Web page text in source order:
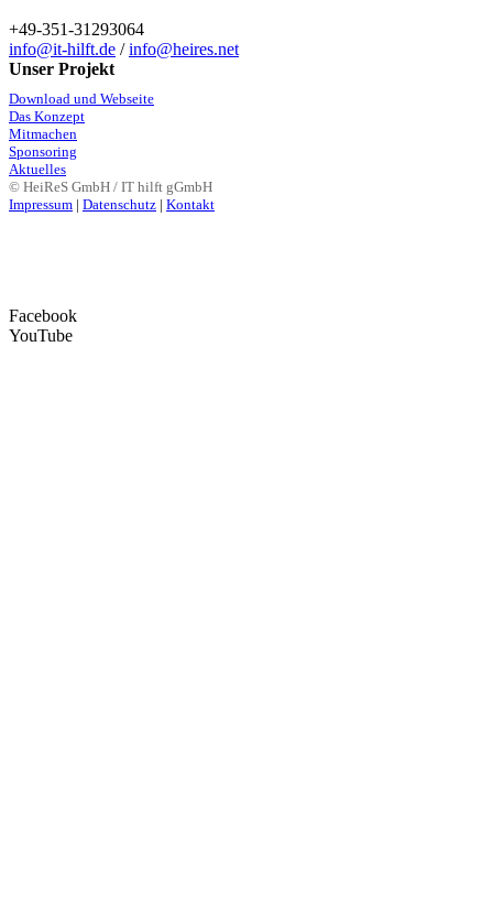
+49-351-31293064
info@it-hilft.de /info@heires.net
Unser Projekt
Download und Webseite
Das Konzept
Mitmachen
Sponsoring
Aktuelles
© HeiReS GmbH / IT hilft gGmbH
Impressum | Datenschutz | Kontakt
Facebook
YouTube